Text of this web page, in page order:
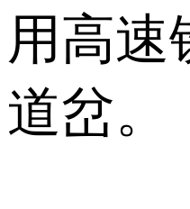
用高速
道岔。